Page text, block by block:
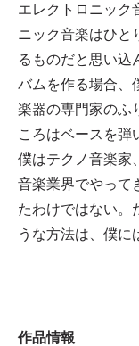
エレクトロニック
ニック音楽はひと
るものだと思い込
バムを作る場合、
楽器の専門家のふ
ころはベースを弾
僕はテクノ音楽家
音楽業界でやって
たわけではない。
うな方法は、僕に
作品情報